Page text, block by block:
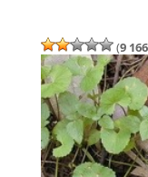
(9 166